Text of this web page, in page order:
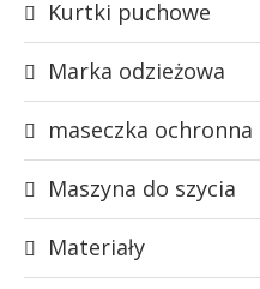
Kurtki puchowe
Marka odzieżowa
maseczka ochronna
Maszyna do szycia
Materiały